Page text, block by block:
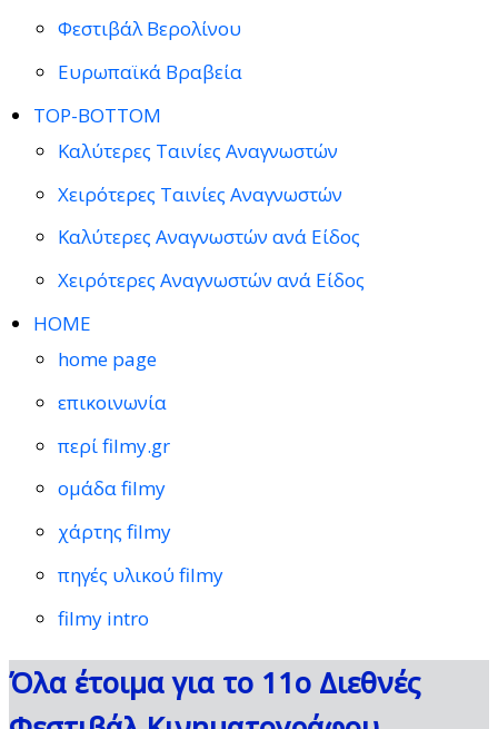
Φεστιβάλ Βερολίνου
Ευρωπαϊκά Βραβεία
TOP-BOTTOM
Καλύτερες Ταινίες Αναγνωστών
Χειρότερες Ταινίες Αναγνωστών
Καλύτερες Αναγνωστών ανά Είδος
Χειρότερες Αναγνωστών ανά Είδος
HOME
home page
επικοινωνία
περί filmy.gr
ομάδα filmy
χάρτης filmy
πηγές υλικού filmy
filmy intro
Όλα έτοιμα για το 11ο Διεθνές